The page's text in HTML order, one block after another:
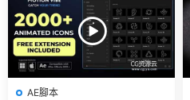
AE腳本